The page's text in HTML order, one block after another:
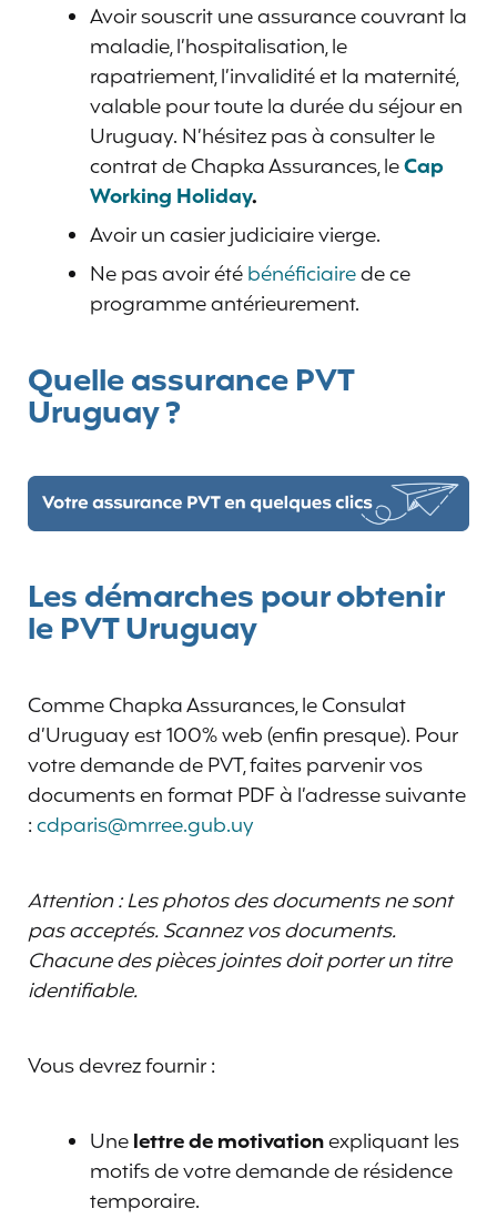
Avoir souscrit une assurance couvrant la
maladie, l’hospitalisation, le
rapatriement, l’invalidité et la maternité,
valable pour toute la durée du séjour en
Uruguay. N’hésitez pas à consulter le
contrat de Chapka Assurances, leCap
Working Holiday.
Avoir un casier judiciaire vierge.
Ne pas avoir étébénéficiairede ce
programme antérieurement.
Quelle assurance PVT
Uruguay ?
Les démarches pour obtenir
le PVT Uruguay
Comme Chapka Assurances, le Consulat
d’Uruguay est 100% web (enfin presque). Pour
votre demande de PVT, faites parvenir vos
documents en format PDF à l’adresse suivante
:cdparis@mrree.gub.uy
Attention : Les photos des documents ne sont
pas acceptés. Scannez vos documents.
Chacune des pièces jointes doit porter un titre
identifiable.
Vous devrez fournir :
Unelettre de motivationexpliquant les
motifs de votre demande de résidence
temporaire.